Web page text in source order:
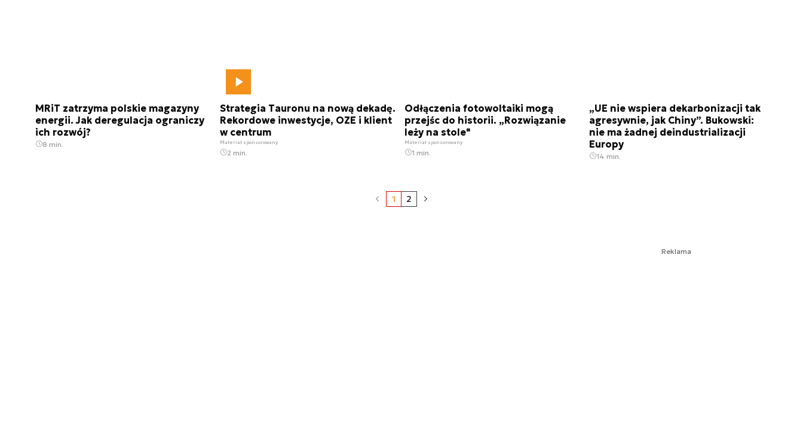
MRiT zatrzyma polskie magazyny
energii. Jak deregulacja ograniczy
ich rozwój?
8 min.
Strategia Tauronu na nową dekadę.
Rekordowe inwestycje, OZE i klient
w centrum
Materiał sponsorowany
2 min.
Odłączenia fotowoltaiki mogą
przejśc do historii. „Rozwiązanie
leży na stole"
Materiał sponsorowany
1 min.
„UE nie wspiera dekarbonizacji tak
agresywnie, jak Chiny”. Bukowski:
nie ma żadnej deindustrializacji
Europy
14 min.
1 2
Reklama